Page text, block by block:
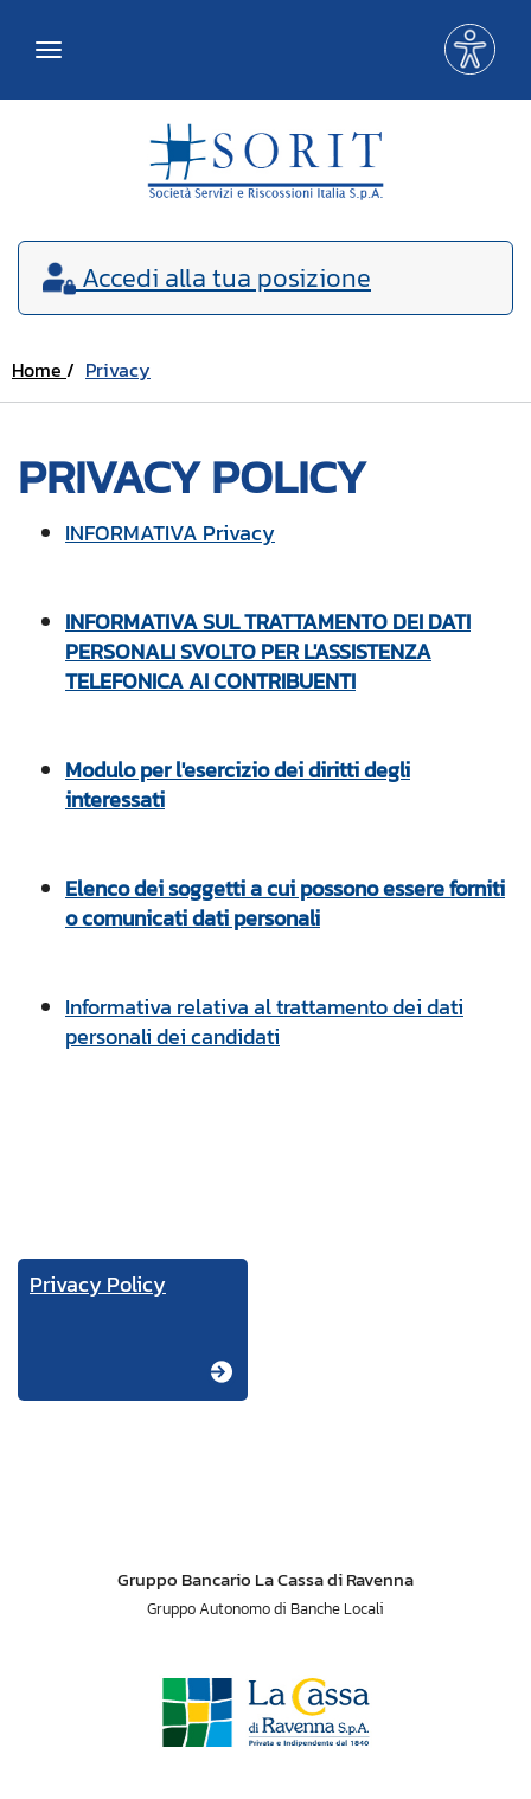
Toggle
Accedi alla tua posizione
Home Privacy
PRIVACY POLICY
INFORMATIVA Privacy
INFORMATIVA SUL TRATTAMENTO DEI DATI
PERSONALI SVOLTO PER L'ASSISTENZA
TELEFONICA AI CONTRIBUENTI
Modulo per l'esercizio dei diritti degli
interessati
Elenco dei soggetti a cui possono essere forniti
o comunicati dati personali
Informativa relativa al trattamento dei dati
personali dei candidati
Privacy Policy
Gruppo Bancario La Cassa di Ravenna
Gruppo Autonomo di Banche Locali